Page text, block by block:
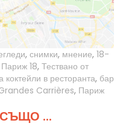
, снимки, мнение, 18-
Париж 18, Тествано от
коктейли в ресторанта, бар
Carrières, Париж
...